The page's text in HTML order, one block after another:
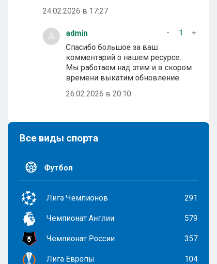
24.02.2026 в 17:27
admin - 1
+
Спасибо большое за ваш
комментарий о нашем ресурсе.
Мы работаем над этим и в скором
времени выкатим обновление.
26.02.2026 в 20:10
Все виды спорта
Футбол
Лига Чемпионов 291
Чемпионат Англии 579
Чемпионат России 357
Лига Европы 104